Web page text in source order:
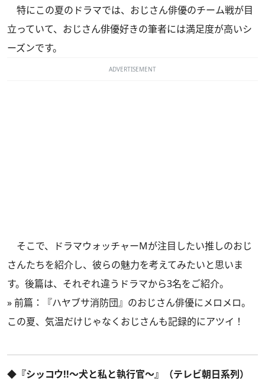
特にこの夏のドラマでは、おじさん俳優のチーム戦が目
立っていて、おじさん俳優好きの筆者には満足度が高いシ
ーズンです。
ADVERTISEMENT
そこで、ドラマウォッチャーMが注目したい推しのおじ
さんたちを紹介し、彼らの魅力を考えてみたいと思いま
す。後篇は、それぞれ違うドラマから3名をご紹介。
»前篇：『ハヤブサ消防団』のおじさん俳優にメロメロ。
この夏、気温だけじゃなくおじさんも記録的にアツイ！
◆『シッコウ!!～犬と私と執行官～』（テレビ朝日系列）